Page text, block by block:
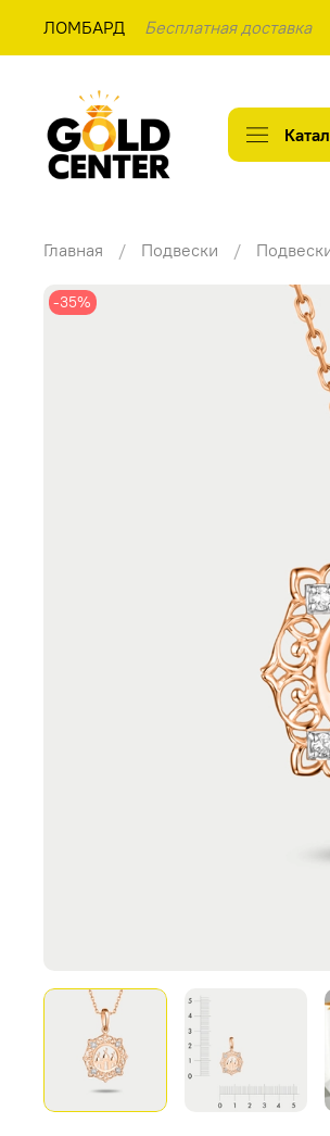
ЛОМБАРД Бесплатная доставка
Главная Подвески
-35%